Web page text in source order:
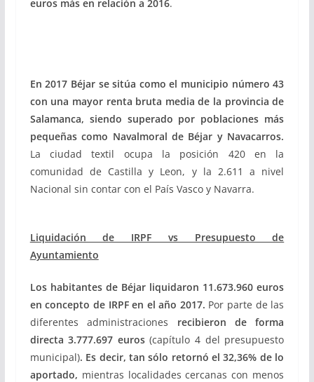
euros más en relación a 2016.
En 2017 Béjar se sitúa como el municipio número 43
con una mayor renta bruta media de la provincia de
Salamanca, siendo superado por poblaciones más
pequeñas como Navalmoral de Béjar y Navacarros.
La ciudad textil ocupa la posición 420 en la
comunidad de Castilla y Leon, y la 2.611 a nivel
Nacional sin contar con el País Vasco y Navarra.
Liquidación de IRPF vs Presupuesto de
Ayuntamiento
Los habitantes de Béjar liquidaron 11.673.960 euros
en concepto de IRPF en el año 2017. Por parte de las
diferentes administraciones recibieron de
forma
directa 3.777.697 euros(capítulo 4 del presupuesto
municipal). Es decir, tan sólo retornó el 32,36% de lo
aportado, mientras localidades cercanas con menos